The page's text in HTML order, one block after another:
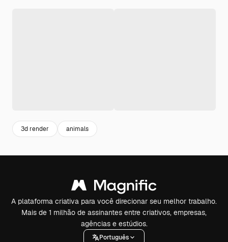
3d render animals
A plataforma criativa para você direcionar seu melhor trabalho.
Mais de 1 milhão de assinantes entre criativos, empresas,
agências e estúdios.
Português